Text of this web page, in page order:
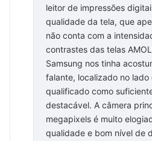
leitor de impressões
qualidade da tela, que
não conta com a
contrastes das telas
Samsung nos tinha
falante, localizado no lado
qualificado como
destacável. A câmera
megapixels é muito
qualidade e bom nível de